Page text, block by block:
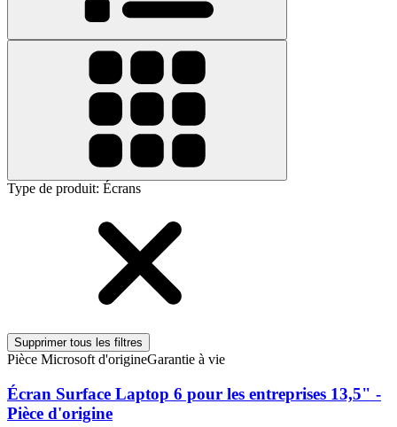
Type de produit: Écrans
Supprimer tous les filtres
Pièce Microsoft d'origineGarantie à vie
Écran Surface Laptop 6 pour les entreprises 13,5" -
Pièce d'origine